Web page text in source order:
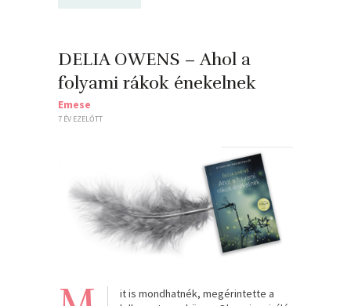
DELIA OWENS – Ahol a
folyami rákok énekelnek
Emese
7 ÉV EZELŐTT
it is mondhatnék, megérintette a